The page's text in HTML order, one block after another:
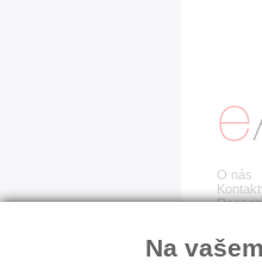
O nás
Na